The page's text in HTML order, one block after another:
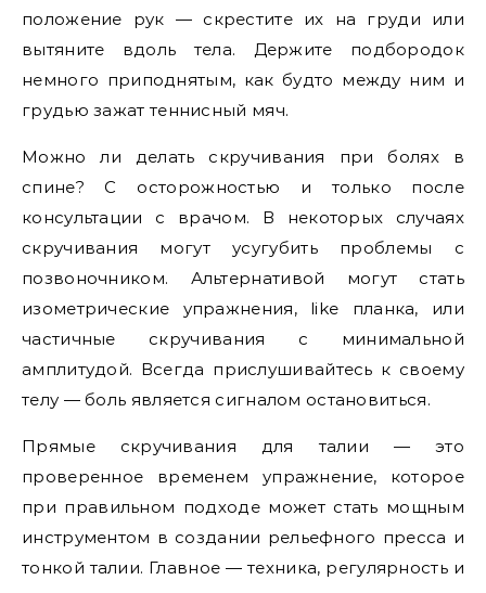
положение рук — скрестите их на груди или
вытяните вдоль тела. Держите подбородок
немного приподнятым, как будто между ним и
грудью зажат теннисный мяч.
Можно ли делать скручивания при болях в
спине? С осторожностью и только после
консультации с врачом. В некоторых случаях
скручивания могут усугубить проблемы с
позвоночником. Альтернативой могут стать
изометрические упражнения, like планка, или
частичные скручивания с минимальной
амплитудой. Всегда прислушивайтесь к своему
телу — боль является сигналом остановиться.
Прямые скручивания для талии — это
проверенное временем упражнение, которое
при правильном подходе может стать мощным
инструментом в создании рельефного пресса и
тонкой талии. Главное — техника, регулярность и